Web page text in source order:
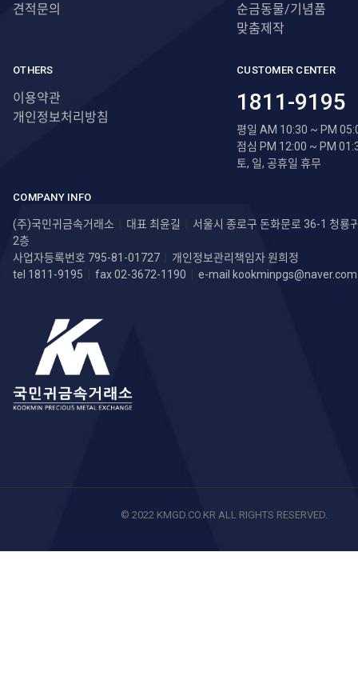
견적문의
순금동물/기념품
맞춤제작
OTHERS
이용약관
개인정보처리방침
CUSTOMER CENTER
1811-9195
평일 AM 10:30 ~ PM
점심 PM 12:00 ~ PM
토, 일, 공휴일 휴무
COMPANY INFO
(주)국민귀금속거래소 | 대표 최윤길 | 서울시 종로구 돈화문로 36-1 청룡
2층
사업자등록번호 795-81-01727 | 개인정보관리책임자 원희정
tel 1811-9195 | fax 02-3672-1190 | e-mail kookminpgs@naver.com
© 2022 KMGD.CO.KR ALL RIGHTS RESERVED.